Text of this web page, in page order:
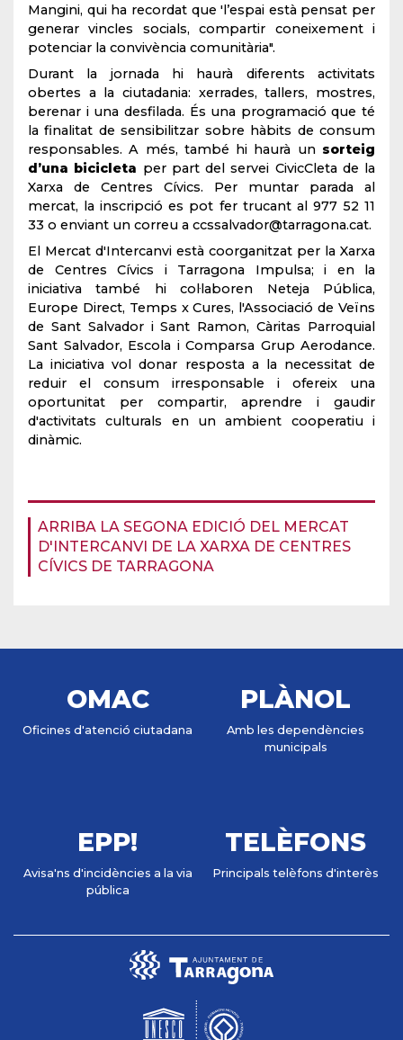
ARRIBA LA SEGONA EDICIÓ DEL MERCAT
D'INTERCANVI DE LA XARXA DE CENTRES
CÍVICS DE TARRAGONA
Mangini, qui ha recordat que 'l’espai està pensat per
generar vincles socials, compartir coneixement i
potenciar la convivència comunitària".
Durant la jornada hi haurà diferents activitats
obertes a la ciutadania: xerrades, tallers, mostres,
berenar i una desfilada. És una programació que té
la finalitat de sensibilitzar sobre hàbits de consum
responsables. A més, també hi haurà un sorteig
d’una bicicleta per part del servei CivicCleta de la
Xarxa de Centres Cívics. Per muntar parada al
mercat, la inscripció es pot fer trucant al 977 52 11
33 o enviant un correu a ccssalvador@tarragona.cat.
El Mercat d'Intercanvi està coorganitzat per la Xarxa
de Centres Cívics i Tarragona Impulsa; i en la
iniciativa també hi col·laboren Neteja Pública,
Europe Direct, Temps x Cures, l'Associació de Veïns
de Sant Salvador i Sant Ramon, Càritas Parroquial
Sant Salvador, Escola i Comparsa Grup Aerodance.
La iniciativa vol donar resposta a la necessitat de
reduir el consum irresponsable i ofereix una
oportunitat per compartir, aprendre i gaudir
d'activitats culturals en un ambient cooperatiu i
dinàmic.
OMAC
Oficines d'atenció ciutadana
PLÀNOL
Amb les dependències
municipals
EPP!
Avisa'ns d'incidències a la via
pública
TELÈFONS
Principals telèfons d'interès